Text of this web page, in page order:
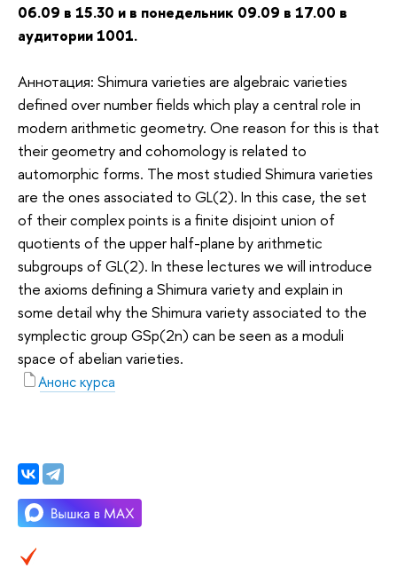
06.09 в 15.30 и в понедельник 09.09 в 17.00 в
аудитории 1001.
Аннотация: Shimura varieties are algebraic varieties
defined over number fields which play a central role in
modern arithmetic geometry. One reason for this is that
their geometry and cohomology is related to
automorphic forms. The most studied Shimura varieties
are the ones associated to GL(2). In this case, the set
of their complex points is a finite disjoint union of
quotients of the upper half-plane by arithmetic
subgroups of GL(2). In these lectures we will introduce
the axioms defining a Shimura variety and explain in
some detail why the Shimura variety associated to the
symplectic group GSp(2n) can be seen as a moduli
space of abelian varieties.
Анонс курса